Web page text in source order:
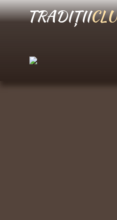
TRADIȚII
Brâul nr. 4